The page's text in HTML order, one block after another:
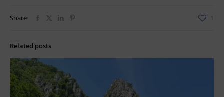
Share
Related posts